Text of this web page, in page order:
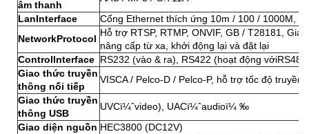
âm thanh
LanInterface
Cổng Ethernet thích ứng 10m / 100 / 1000M,
NetworkProtocol
Hỗ trợ RTSP, RTMP, ONVIF, GB / T28181,
nâng cấp từ xa, khởi động lại và đặt lại
ControlInterface RS232 (vào & ra), RS422 (hoạt động
Giao thức truyền
thông nối tiếp
VISCA / Pelco-D / Pelco-P, hỗ trợ tốc độ
Giao thức truyền
thông USB
UVCï¼ˆvideo), UACï¼ˆaudioï¼ ‰
Giao diện nguồn HEC3800 (DC12V)